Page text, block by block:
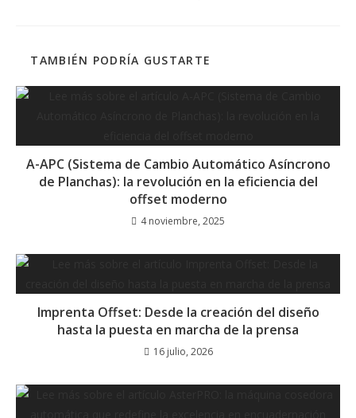
TAMBIÉN PODRÍA GUSTARTE
A-APC (Sistema de Cambio Automático Asíncrono
de Planchas): la revolución en la eficiencia del
offset moderno
4 noviembre, 2025
Imprenta Offset: Desde la creación del diseño
hasta la puesta en marcha de la prensa
16 julio, 2026